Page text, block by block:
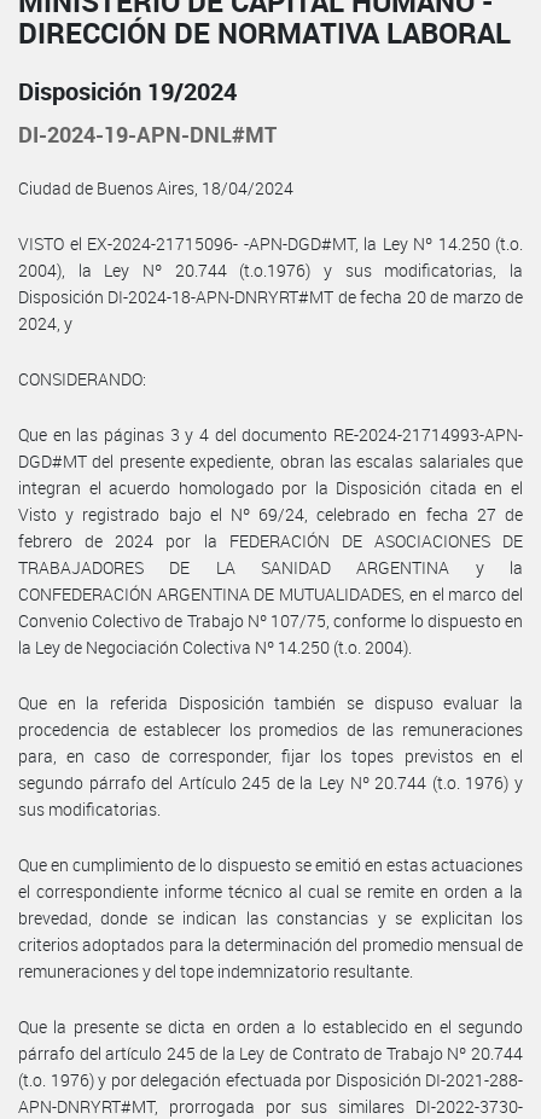
DIRECCIÓN DE NORMATIVA LABORAL
Disposición 19/2024
DI-2024-19-APN-DNL#MT
Ciudad de Buenos Aires, 18/04/2024
VISTO el EX-2024-21715096- -APN-DGD#MT, la Ley Nº 14.250 (t.o.
2004), la Ley Nº 20.744 (t.o.1976) y sus modificatorias, la
Disposición DI-2024-18-APN-DNRYRT#MT de fecha 20 de marzo de
2024, y
CONSIDERANDO:
Que en las páginas 3 y 4 del documento RE-2024-21714993-APN-
DGD#MT del presente expediente, obran las escalas salariales que
integran el acuerdo homologado por la Disposición citada en el
Visto y registrado bajo el Nº 69/24, celebrado en fecha 27 de
febrero de 2024 por la FEDERACIÓN DE ASOCIACIONES DE
TRABAJADORES DE LA SANIDAD ARGENTINA y la
CONFEDERACIÓN ARGENTINA DE MUTUALIDADES, en el marco del
Convenio Colectivo de Trabajo Nº 107/75, conforme lo dispuesto en
la Ley de Negociación Colectiva Nº 14.250 (t.o. 2004).
Que en la referida Disposición también se dispuso evaluar la
procedencia de establecer los promedios de las remuneraciones
para, en caso de corresponder, fijar los topes previstos en el
segundo párrafo del Artículo 245 de la Ley Nº 20.744 (t.o. 1976) y
sus modificatorias.
Que en cumplimiento de lo dispuesto se emitió en estas actuaciones
el correspondiente informe técnico al cual se remite en orden a la
brevedad, donde se indican las constancias y se explicitan los
criterios adoptados para la determinación del promedio mensual de
remuneraciones y del tope indemnizatorio resultante.
Que la presente se dicta en orden a lo establecido en el segundo
párrafo del artículo 245 de la Ley de Contrato de Trabajo Nº 20.744
(t.o. 1976) y por delegación efectuada por Disposición DI-2021-288-
APN-DNRYRT#MT, prorrogada por sus similares DI-2022-3730-